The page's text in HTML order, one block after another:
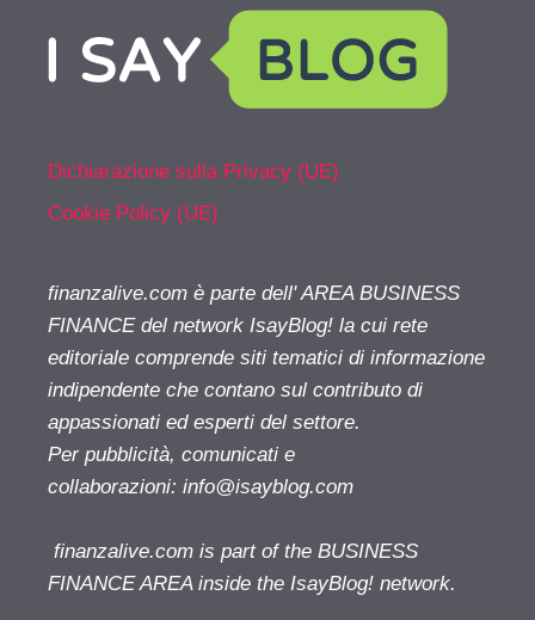
Dichiarazione sulla Privacy (UE)
Cookie Policy (UE)
finanzalive.com è parte dell' AREA BUSINESS
FINANCE del network IsayBlog! la cui rete
editoriale comprende siti tematici di informazione
indipendente che contano sul contributo di
appassionati ed esperti del settore.
Per pubblicità, comunicati e
collaborazioni: info@isayblog.com
finanzalive.com is part of the BUSINESS
FINANCE AREA inside the IsayBlog! network.